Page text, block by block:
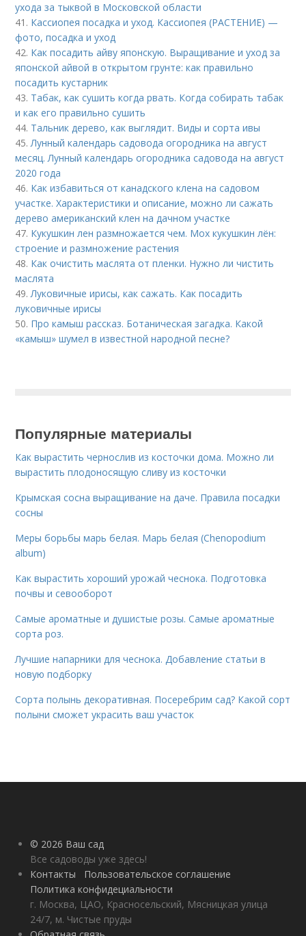
ухода за тыквой в Московской области
41. Кассиопея посадка и уход. Кассиопея (РАСТЕНИЕ) —
фото, посадка и уход
42. Как посадить айву японскую. Выращивание и уход за
японской айвой в открытом грунте: как правильно
посадить кустарник
43. Табак, как сушить когда рвать. Когда собирать табак
и как его правильно сушить
44. Тальник дерево, как выглядит. Виды и сорта ивы
45.Лунный календарь садовода огородника на август
месяц. Лунный календарь огородника садовода на август
2020 года
46. Как избавиться от канадского клена на садовом
участке. Характеристики и описание, можно ли сажать
дерево американский клен на дачном участке
47. Кукушкин лен размножается чем. Мох кукушкин лён:
строение и размножение растения
48. Как очистить маслята от пленки. Нужно ли чистить
маслята
49.Луковичные ирисы, как сажать. Как посадить
луковичные ирисы
50. Про камыш рассказ. Ботаническая загадка. Какой
«камыш» шумел в известной народной песне?
Популярные материалы
Как вырастить чернослив из косточки дома. Можно ли
вырастить плодоносящую сливу из косточки
Крымская сосна выращивание на даче. Правила посадки
сосны
Меры борьбы марь белая. Марь белая (Chenopodium
album)
Как вырастить хороший урожай чеснока. Подготовка
почвы и севооборот
Самые ароматные и душистые розы. Самые ароматные
сорта роз.
Лучшие напарники для чеснока. Добавление статьи в
новую подборку
Сорта полынь декоративная. Посеребрим сад? Какой сорт
полыни сможет украсить ваш участок
© 2026 Ваш сад
Все садоводы уже здесь!
Контакты
Пользовательское соглашение
Политика конфидециальности
г. Москва, ЦАО, Красносельский, Мясницкая улица
24/7, м. Чистые пруды